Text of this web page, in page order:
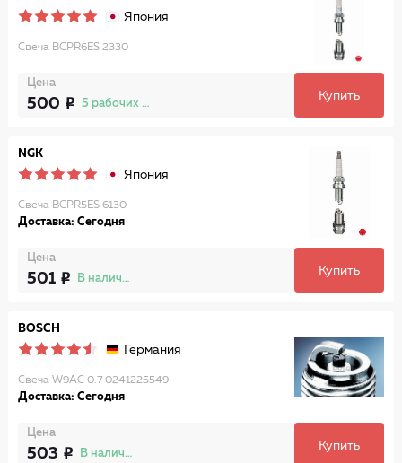
Япония
Свеча BCPR6ES 2330
Цена
500 5 рабочих дней
Купить
NGK
Япония
Свеча BCPR5ES 6130
Доставка: Сегодня
Цена
501 В наличии
Купить
BOSCH
Германия
Свеча W9AC 0.7 0241225549
Доставка: Сегодня
Цена
503 В наличии
Купить